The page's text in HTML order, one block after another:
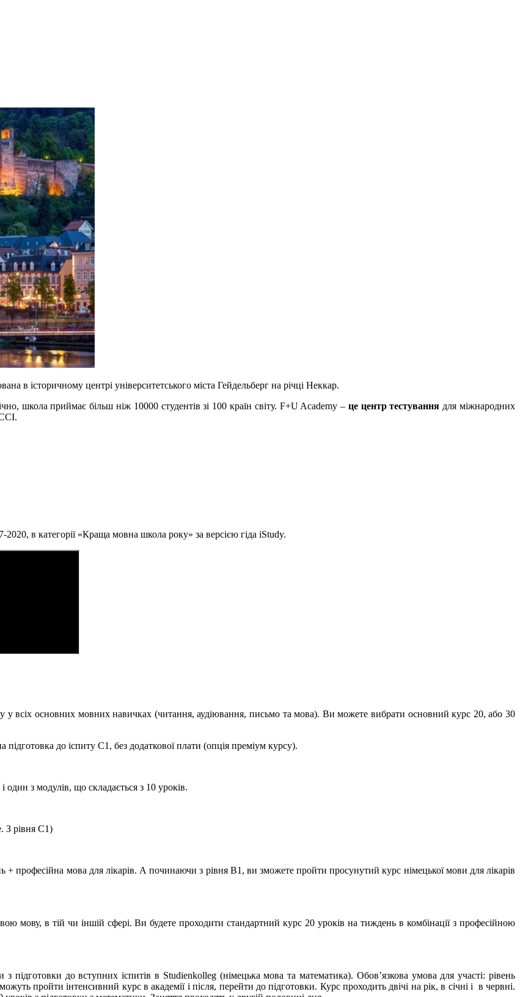
в історичному центрі університетського міста Гейдельберг на річці Неккар.
школа приймає більш ніж 10000 студентів зі 100 країн світу. F+U Academy – це центр тестування для міжнародних
в категорії «Краща мовна школа року» за версією гіда iStudy.
у всіх основних мовних навичках (читання, аудіювання, письмо та мова). Ви можете вибрати основний курс 20, або 30
до іспиту С1, без додаткової плати (опція преміум курсу).
з модулів, що складається з 10 уроків.
З рівня C1)
професійна мова для лікарів. А починаючи з рівня B1, ви зможете пройти просунутий курс німецької мови для лікарів
мову, в тій чи іншій сфері. Ви будете проходити стандартний курс 20 уроків на тиждень в комбінації з професійною
з підготовки до вступних іспитів в Studienkolleg (німецька мова та математика). Обов’язкова умова для участі: рівень
пройти інтенсивний курс в академії і після, перейти до підготовки. Курс проходить двічі на рік, в січні і в червні.